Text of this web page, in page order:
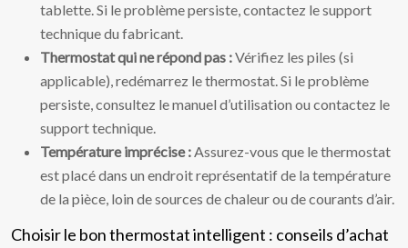
tablette. Si le problème persiste, contactez le support
technique du fabricant.
Thermostat qui ne répond pas :Vérifiez les piles (si
applicable), redémarrez le thermostat. Si le problème
persiste, consultez le manuel d’utilisation ou contactez le
support technique.
Température imprécise :Assurez-vous que le thermostat
est placé dans un endroit représentatif de la température
de la pièce, loin de sources de chaleur ou de courants d’air.
Choisir le bon thermostat intelligent : conseils d’achat